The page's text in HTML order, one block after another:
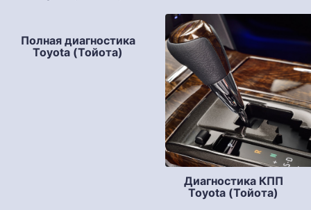
Полная диагностика
Toyota (Тойота)
Диагностика КПП
Toyota (Тойота)